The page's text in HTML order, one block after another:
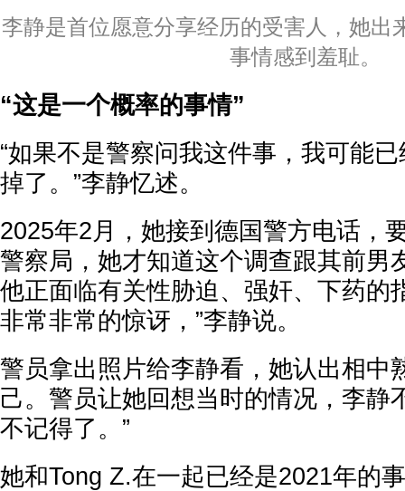
李静是首位愿意分享经历的受害人，她出
事情感到羞耻。
“这是一个概率的事情”
“如果不是警察问我这件事，我可能
掉了。”李静忆述。
2025年2月，她接到德国警方电话，
警察局，她才知道这个调查跟其前
他正面临有关性胁迫、强奸、下药的
非常非常的惊讶，”李静说。
警员拿出照片给李静看，她认出相中
己。警员让她回想当时的情况，李静
不记得了。”
她和Tong Z.在一起已经是2021年的